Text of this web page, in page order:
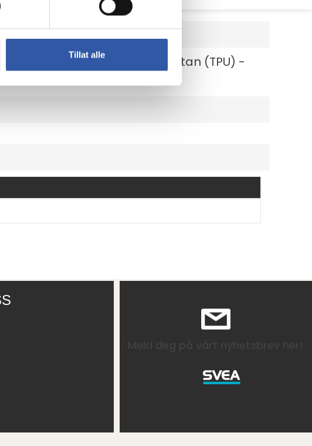
Tillat alle
termoplast-polyuretan (TPU) -